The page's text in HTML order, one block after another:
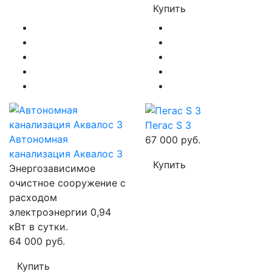
Купить
Автономная
канализация Аквалос 3
Энергозависимое
очистное сооружение с
расходом
электроэнергии 0,94
кВт в сутки.
64 000 руб.
Купить
Пегас S 3
67 000 руб.
Купить